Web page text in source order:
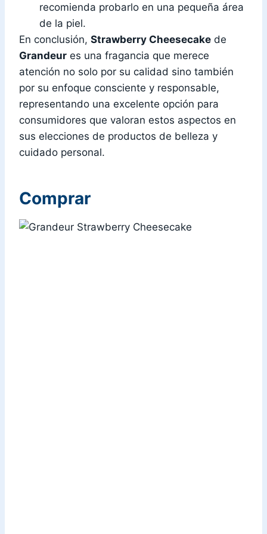
recomienda probarlo en una pequeña área
de la piel.
En conclusión, Strawberry Cheesecake de
Grandeur es una fragancia que merece
atención no solo por su calidad sino también
por su enfoque consciente y responsable,
representando una excelente opción para
consumidores que valoran estos aspectos en
sus elecciones de productos de belleza y
cuidado personal.
Comprar